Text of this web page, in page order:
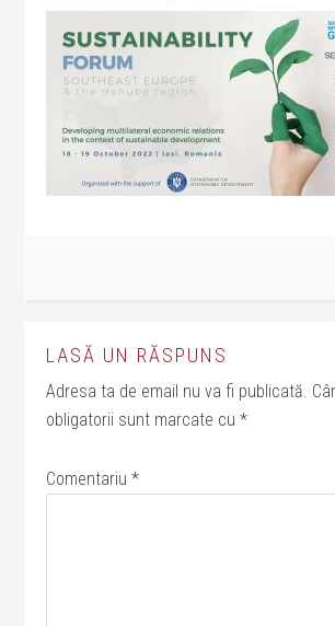
LASĂ UN RĂSPUNS
Adresa ta de email nu va fi publicată.
obligatorii sunt marcate cu*
Comentariu*